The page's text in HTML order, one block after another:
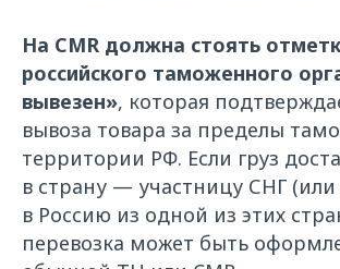
На CMR должна стоять
российского таможенного
вывезен», которая
вывоза товара за пределы
территории РФ. Если груз
в страну — участницу СНГ (или
в Россию из одной из этих
перевозка может быть